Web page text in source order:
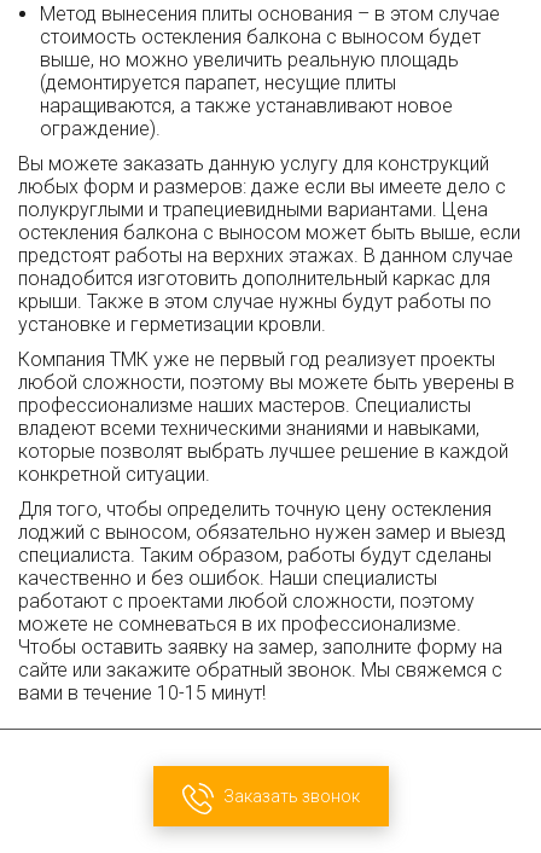
Метод вынесения плиты основания – в этом случае
стоимость остекления балкона с выносом будет
выше, но можно увеличить реальную площадь
(демонтируется парапет, несущие плиты
наращиваются, а также устанавливают новое
ограждение).
Вы можете заказать данную услугу для конструкций
любых форм и размеров: даже если вы имеете дело с
полукруглыми и трапециевидными вариантами. Цена
остекления балкона с выносом может быть выше, если
предстоят работы на верхних этажах. В данном случае
понадобится изготовить дополнительный каркас для
крыши. Также в этом случае нужны будут работы по
установке и герметизации кровли.
Компания ТМК уже не первый год реализует проекты
любой сложности, поэтому вы можете быть уверены в
профессионализме наших мастеров. Специалисты
владеют всеми техническими знаниями и навыками,
которые позволят выбрать лучшее решение в каждой
конкретной ситуации.
Для того, чтобы определить точную цену остекления
лоджий с выносом, обязательно нужен замер и выезд
специалиста. Таким образом, работы будут сделаны
качественно и без ошибок. Наши специалисты
работают с проектами любой сложности, поэтому
можете не сомневаться в их профессионализме.
Чтобы оставить заявку на замер, заполните форму на
сайте или закажите обратный звонок. Мы свяжемся с
вами в течение 10-15 минут!
Заказать звонок